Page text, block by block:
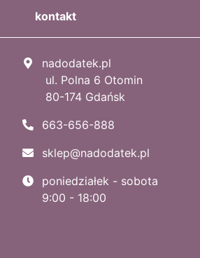
kontakt
nadodatek.pl
ul. Polna 6 Otomin
80-174 Gdańsk
663-656-888
sklep@nadodatek.pl
poniedziałek - sobota
9:00 - 18:00